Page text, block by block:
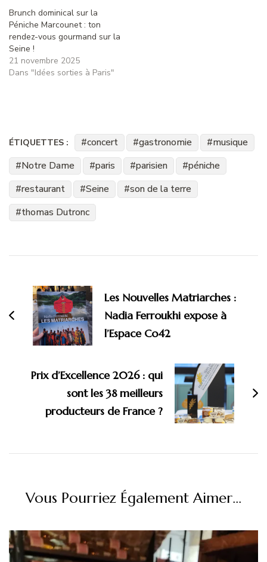
Brunch dominical sur la
Péniche Marcounet : ton
rendez-vous gourmand sur la
Seine !
21 novembre 2025
Dans "Idées sorties à Paris"
ÉTIQUETTES : concert gastronomie
musique
Notre Dame
paris parisien
péniche
restaurant
Seine
son de la terre
thomas Dutronc
d'article
Les Nouvelles Matriarches :
Nadia Ferroukhi expose à
l’Espace Co42
Prix d’Excellence 2026 : qui
sont les 38 meilleurs
producteurs de France ?
Vous Pourriez Également Aimer...